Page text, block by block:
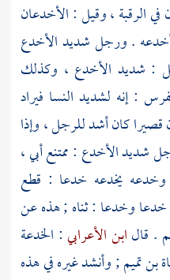
في الرقبة ، وقيل : الأخدعان
. ورجل شديد الأخدع
: شديد الأخدع ، وكذلك
: إنه لشديد النسا فيراد
قصيرا كان أشد للرجل ، وإذا
الأخدع : ممتنع أبي ،
يخدعه خدعا : قطع
وخدعا : ثناه ; هذه عن
. قالابن الأعرابي: الخدعة
بن تميم; وأنشد غيره في هذه